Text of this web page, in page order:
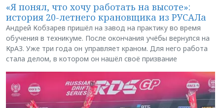
«Я понял, что хочу работать на высоте»:
история 20-летнего крановщика из РУСАЛа
Андрей Кобзарев пришёл на завод на практику во время
обучения в техникуме. После окончания учёбы вернулся на
КрАЗ. Уже три года он управляет краном. Для него работа
стала делом, в котором он нашёл своё призвание